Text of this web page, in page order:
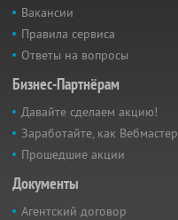
Вакансии
Правила сервиса
Ответы на вопросы
Бизнес-Партнёрам
Давайте сделаем акцию!
Заработайте, как Вебмастер
Прошедшие акции
Документы
Агентский договор